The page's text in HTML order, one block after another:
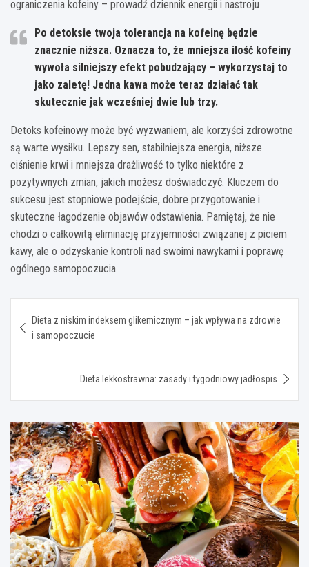
ograniczenia kofeiny – prowadź dziennik energii i nastroju
Po detoksie twoja tolerancja na kofeinę będzie
znacznie niższa. Oznacza to, że mniejsza ilość kofeiny
wywoła silniejszy efekt pobudzający – wykorzystaj to
jako zaletę! Jedna kawa może teraz działać tak
skutecznie jak wcześniej dwie lub trzy.
Detoks kofeinowy może być wyzwaniem, ale korzyści zdrowotne
są warte wysiłku. Lepszy sen, stabilniejsza energia, niższe
ciśnienie krwi i mniejsza drażliwość to tylko niektóre z
pozytywnych zmian, jakich możesz doświadczyć. Kluczem do
sukcesu jest stopniowe podejście, dobre przygotowanie i
skuteczne łagodzenie objawów odstawienia. Pamiętaj, że nie
chodzi o całkowitą eliminację przyjemności związanej z piciem
kawy, ale o odzyskanie kontroli nad swoimi nawykami i poprawę
ogólnego samopoczucia.
wpisu
Dieta z niskim indeksem glikemicznym – jak wpływa na zdrowie
i samopoczucie
Dieta lekkostrawna: zasady i tygodniowy jadłospis